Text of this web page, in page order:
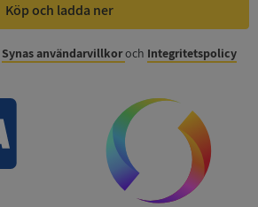
Köp och ladda ner
Synas användarvillkoroch Integritetspolicy